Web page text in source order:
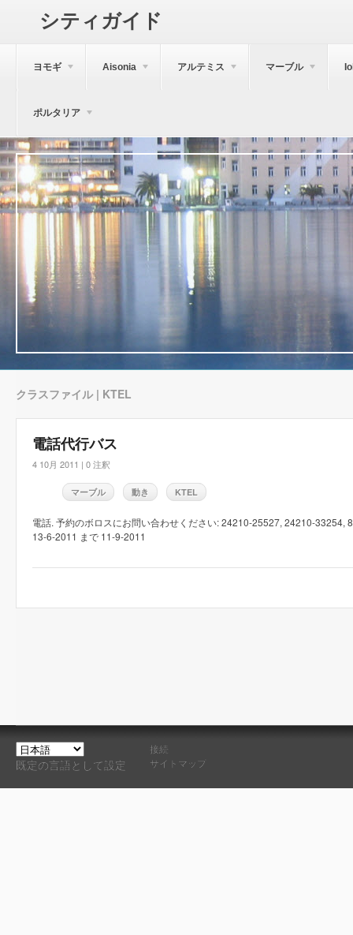
シティガイド
ヨモギ Aisonia アルテミス マーブル
ポルタリア
クラスファイル | KTEL
電話代行バス
4 10月 2011 | 0 注釈
マーブル 動き KTEL
電話. 予約のボロスにお問い合わせください: 24210-25527, 24210-33254,
13-6-2011 まで 11-9-2011
既定の言語として設定
接続
サイトマップ